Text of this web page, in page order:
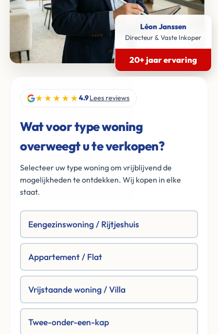
Léon Janssen
Directeur & Vaste Inkoper
20+ jaar ervaring
★★★★★4.9Lees reviews
Wat voor type woning
overweegt u te verkopen?
Selecteer uw type woning om vrijblijvend de
mogelijkheden te ontdekken. Wij kopen in elke
staat.
Eengezinswoning / Rijtjeshuis
Appartement / Flat
Vrijstaande woning / Villa
Twee-onder-een-kap